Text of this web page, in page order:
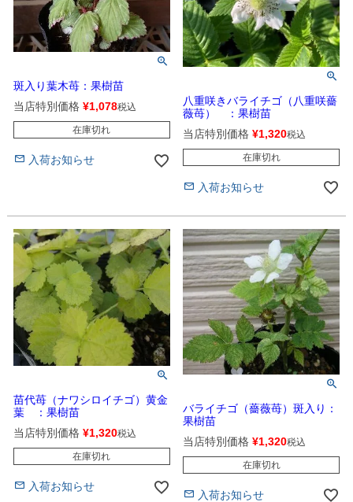
斑入り葉木苺：果樹苗
当店特別価格 ¥1,078税込
在庫切れ
入荷お知らせ
八重咲きバライチゴ（八重咲薔
薇苺） ：果樹苗
当店特別価格 ¥1,320税込
在庫切れ
入荷お知らせ
苗代苺（ナワシロイチゴ）黄金
葉 ：果樹苗
当店特別価格 ¥1,320税込
在庫切れ
入荷お知らせ
バライチゴ（薔薇苺）斑入り：
果樹苗
当店特別価格 ¥1,320税込
在庫切れ
入荷お知らせ